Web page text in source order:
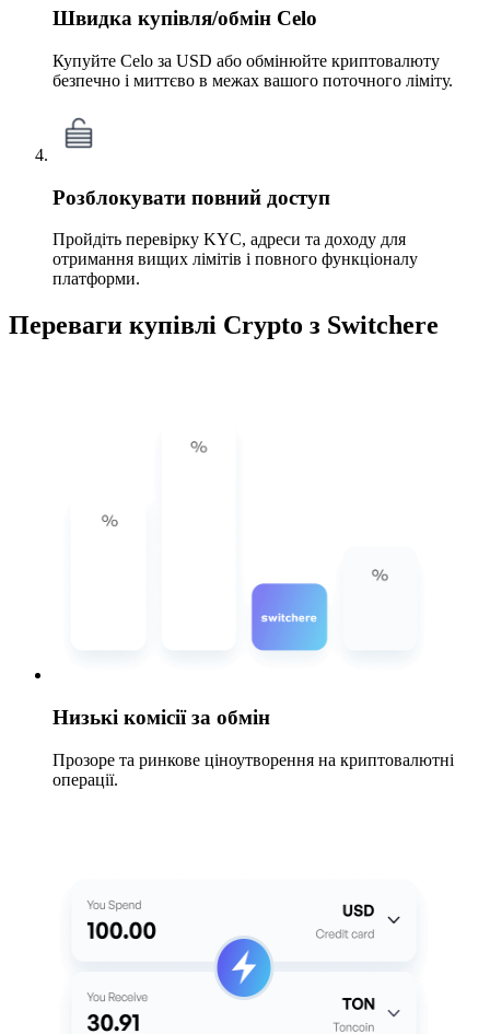
Швидка купівля/обмін Celo
Купуйте Celo за USD або обмінюйте криптовалюту
безпечно і миттєво в межах вашого поточного ліміту.
Розблокувати повний доступ
Пройдіть перевірку KYC, адреси та доходу для
отримання вищих лімітів і повного функціоналу
платформи.
Переваги купівлі Crypto з Switchere
Низькі комісії за обмін
Прозоре та ринкове ціноутворення на криптовалютні
операції.